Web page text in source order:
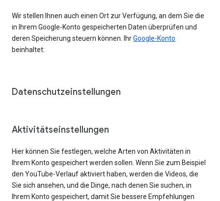
Wir stellen Ihnen auch einen Ort zur Verfügung, an dem Sie die
in Ihrem Google-Konto gespeicherten Daten überprüfen und
deren Speicherung steuern können. IhrGoogle-Konto
beinhaltet:
Datenschutzeinstellungen
Aktivitätseinstellungen
Hier können Sie festlegen, welche Arten von Aktivitäten in
Ihrem Konto gespeichert werden sollen. Wenn Sie zum Beispiel
den YouTube-Verlauf aktiviert haben, werden die Videos, die
Sie sich ansehen, und die Dinge, nach denen Sie suchen, in
Ihrem Konto gespeichert, damit Sie bessere Empfehlungen